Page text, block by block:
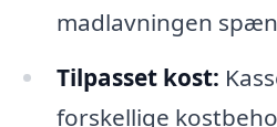
madlavningen
Tilpasset kost:
forskellige